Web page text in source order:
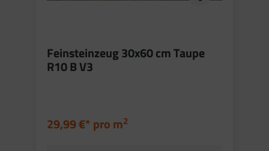
Feinsteinzeug 30x60 cm Taupe
R10 B V3
29,99 €* pro m2